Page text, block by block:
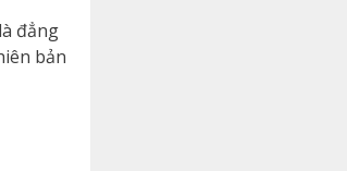
đẳng
bản